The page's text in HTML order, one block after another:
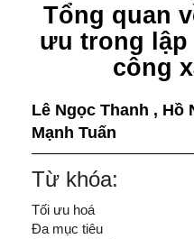
Tổng quan
ưu trong
công
Lê Ngọc Thanh , Hồ
Mạnh Tuấn
Từ khóa:
Tối ưu hoá
Đa mục tiêu